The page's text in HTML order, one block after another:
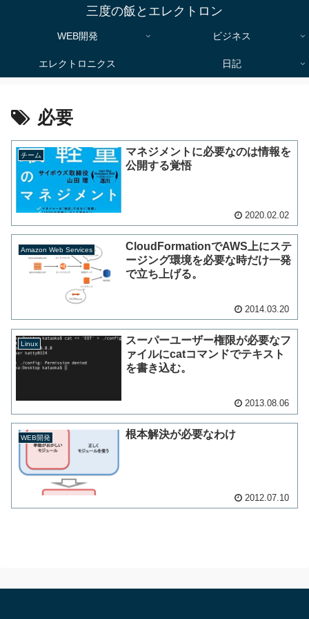
三度の飯とエレクトロン
WEB開発 ビジネス
エレクトロニクス 日記
必要
チーム
マネジメントに必要なのは情報を
公開する覚悟
2020.02.02
Amazon Web Services
CloudFormationでAWS上にステ
ージング環境を必要な時だけ一発
で立ち上げる。
2014.03.20
Linux
スーパーユーザー権限が必要なフ
ァイルにcatコマンドでテキスト
を書き込む。
2013.08.06
WEB開発 根本解決が必要なわけ
2012.07.10